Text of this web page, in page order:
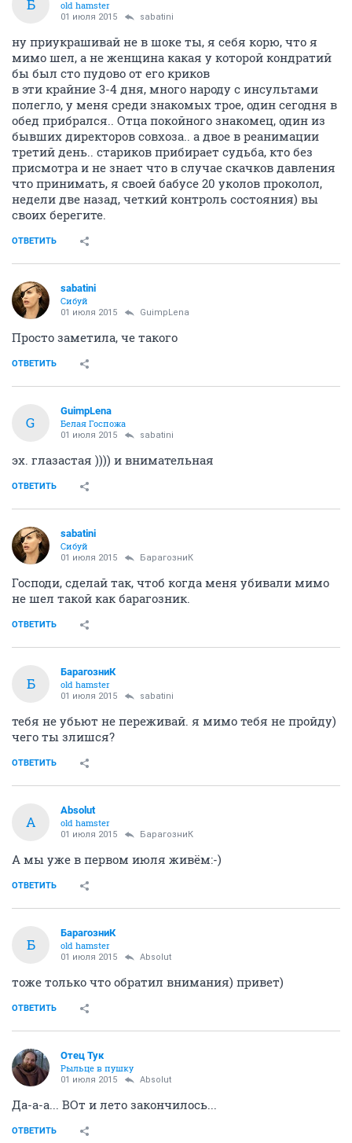
Б old hamster
01 июля 2015 sabatini
ну приукрашивай не в шоке ты, я себя корю, что я
мимо шел, а не женщина какая у которой кондратий
бы был сто пудово от его криков
в эти крайние 3-4 дня, много народу с инсультами
полегло, у меня среди знакомых трое, один сегодня в
обед прибрался.. Отца покойного знакомец, один из
бывших директоров совхоза.. а двое в реанимации
третий день.. стариков прибирает судьба, кто без
присмотра и не знает что в случае скачков давления
что принимать, я своей бабусе 20 уколов проколол,
недели две назад, четкий контроль состояния) вы
своих берегите.
ОТВЕТИТЬ
sabatini
Сибуй
01 июля 2015 GuimpLena
Просто заметила, че такого
ОТВЕТИТЬ
G
GuimpLena
Белая Госпожа
01 июля 2015 sabatini
эх. глазастая )))) и внимательная
ОТВЕТИТЬ
sabatini
Сибуй
01 июля 2015 БарагозниК
Господи, сделай так, чтоб когда меня убивали мимо
не шел такой как барагозник.
ОТВЕТИТЬ
Б
БарагозниК
old hamster
01 июля 2015 sabatini
тебя не убьют не переживай. я мимо тебя не пройду)
чего ты злишся?
ОТВЕТИТЬ
A
Absolut
old hamster
01 июля 2015 БарагозниК
А мы уже в первом июля живём:-)
ОТВЕТИТЬ
Б
БарагозниК
old hamster
01 июля 2015 Absolut
тоже только что обратил внимания) привет)
ОТВЕТИТЬ
Отец Тук
Рыльце в пушку
01 июля 2015 Absolut
Да-а-а... ВОт и лето закончилось...
ОТВЕТИТЬ